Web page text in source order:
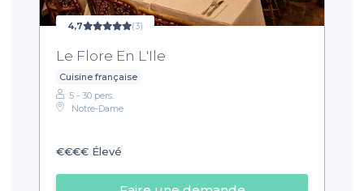
4,7 (3)
Le Flore En L'Ile
Cuisine française
5 - 30 pers.
Notre-Dame
€€€€ Élevé